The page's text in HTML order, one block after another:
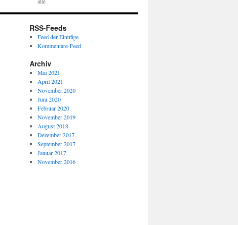
RSS-Feeds
Feed der Einträge
Kommentare-Feed
Archiv
Mai 2021
April 2021
November 2020
Juni 2020
Februar 2020
November 2019
August 2018
Dezember 2017
September 2017
Januar 2017
November 2016